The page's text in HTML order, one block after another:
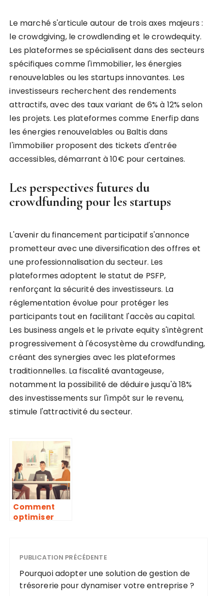
Le marché s'articule autour de trois axes majeurs :
le crowdgiving, le crowdlending et le crowdequity.
Les plateformes se spécialisent dans des secteurs
spécifiques comme l'immobilier, les énergies
renouvelables ou les startups innovantes. Les
investisseurs recherchent des rendements
attractifs, avec des taux variant de 6% à 12% selon
les projets. Les plateformes comme Enerfip dans
les énergies renouvelables ou Baltis dans
l'immobilier proposent des tickets d'entrée
accessibles, démarrant à 10€ pour certaines.
Les perspectives futures du
crowdfunding pour les startups
L'avenir du financement participatif s'annonce
prometteur avec une diversification des offres et
une professionnalisation du secteur. Les
plateformes adoptent le statut de PSFP,
renforçant la sécurité des investisseurs. La
réglementation évolue pour protéger les
participants tout en facilitant l'accès au capital.
Les business angels et le private equity s'intègrent
progressivement à l'écosystème du crowdfunding,
créant des synergies avec les plateformes
traditionnelles. La fiscalité avantageuse,
notamment la possibilité de déduire jusqu'à 18%
des investissements sur l'impôt sur le revenu,
stimule l'attractivité du secteur.
Comment
optimiser
cabinet de
indépendant
PUBLICATION PRÉCÉDENTE
Pourquoi adopter une solution de gestion de
trésorerie pour dynamiser votre entreprise ?